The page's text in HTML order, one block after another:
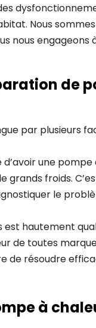
Nous
nous engageons
de
par plusieurs
une
froids.
le
hautement
de toutes
de résoudre
à